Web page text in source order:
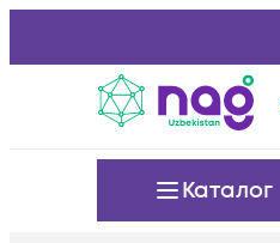
Каталог